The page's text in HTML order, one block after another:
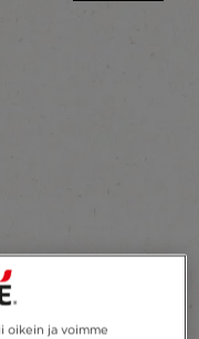
oikein ja voimme